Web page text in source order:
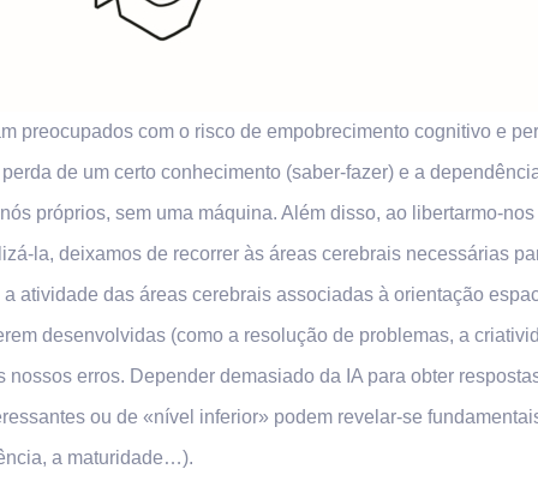
preocupados com o risco de empobrecimento cognitivo e
de um certo conhecimento (saber-fazer) e a
próprios, sem uma máquina. Além disso, ao libertarmo-
la, deixamos de recorrer às áreas cerebrais necessárias
atividade das áreas cerebrais associadas à orientação
desenvolvidas (como a resolução de problemas, a
erros. Depender demasiado da IA para obter
ou de «nível inferior» podem revelar-se
a maturidade…).